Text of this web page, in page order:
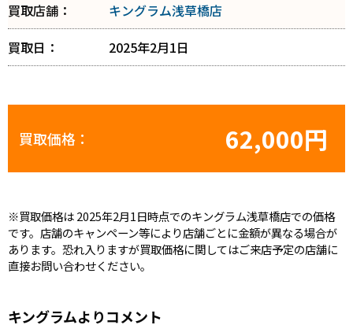
買取店舗：
キングラム浅草橋店
買取日：
2025年2月1日
買取価格： 62,000円
※買取価格は 2025年2月1日時点でのキングラム浅草橋店での価格
です。店舗のキャンペーン等により店舗ごとに金額が異なる場合が
あります。恐れ入りますが買取価格に関してはご来店予定の店舗に
直接お問い合わせください。
キングラムよりコメント